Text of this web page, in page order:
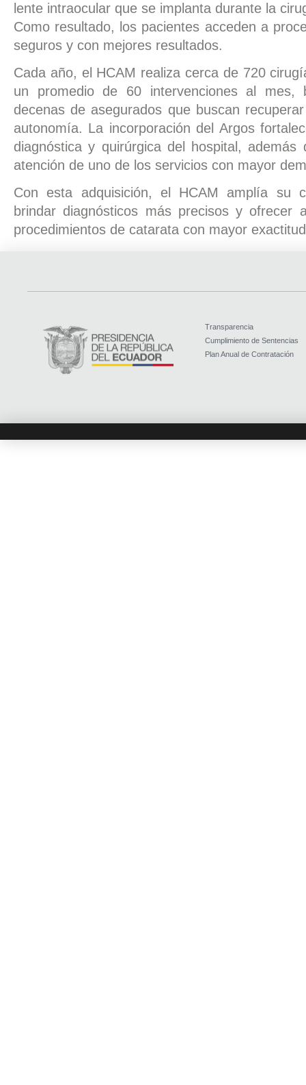
lente intraocular que se implanta durante la
Como resultado, los pacientes acceden a
seguros y con mejores resultados.
Cada año, el HCAM realiza cerca de 720
un promedio de 60 intervenciones al mes,
decenas de asegurados que buscan
autonomía. La incorporación del Argos
diagnóstica y quirúrgica del hospital, además
atención de uno de los servicios con mayor
Con esta adquisición, el HCAM amplía su
brindar diagnósticos más precisos y ofrecer
procedimientos de catarata con mayor
Transparencia
Cumplimiento de Sentencias
Plan Anual de Contratación